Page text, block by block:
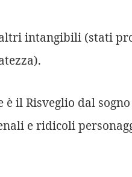
intangibili (stati
il Risveglio dal
e ridicoli